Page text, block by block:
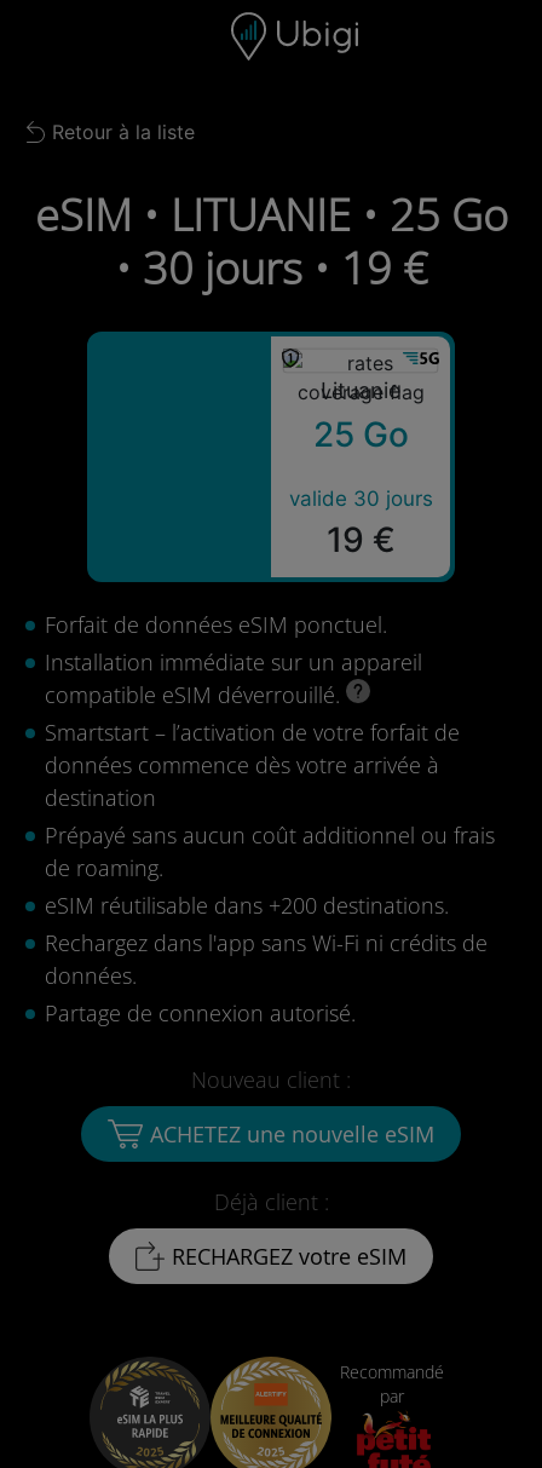
Barre de navigation Bas de page
Back to list
Retour à la liste
eSIM • LITUANIE • 25 Go
• 30 jours • 19 €
Lituanie
25 Go
valide 30 jours
19 €
Forfait de données eSIM ponctuel.
Installation immédiate sur un appareil
compatible eSIM déverrouillé.
Smartstart – l’activation de votre forfait de
données commence dès votre arrivée à
destination
Prépayé sans aucun coût additionnel ou frais
de roaming.
eSIM réutilisable dans +200 destinations.
Rechargez dans l'app sans Wi-Fi ni crédits de
données.
Partage de connexion autorisé.
Déjà client :
RECHARGEZ votre eSIM
Nouveau client :
ACHETEZ une nouvelle eSIM
Recommandé
par